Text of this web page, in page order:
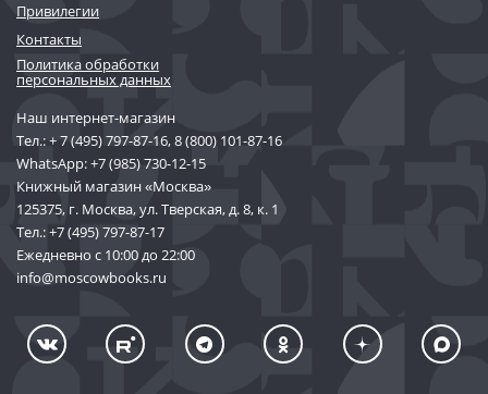
Привилегии
Контакты
Политика обработки
персональных данных
Наш интернет-магазин
Тел.:+ 7 (495) 797-87-16,8 (800) 101-87-16
WhatsApp:+7 (985) 730-12-15
Книжный магазин «Москва»
125375, г. Москва, ул. Тверская, д. 8, к. 1
Тел.:+7 (495) 797-87-17
Ежедневно с 10:00 до 22:00
info@moscowbooks.ru